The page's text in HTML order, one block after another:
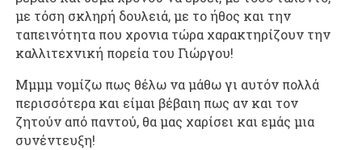
με τόση σκληρή δουλειά, με το ήθος και την
ταπεινότητα που χρονια τώρα χαρακτηρίζουν την
καλλιτεχνική πορεία του Γιώργου!
Μμμμ νομίζω πως θέλω να μάθω γι αυτόν πολλά
περισσότερα και είμαι βέβαιη πως αν και τον
ζητούν από παντού, θα μας χαρίσει και εμάς μια
συνέντευξη!